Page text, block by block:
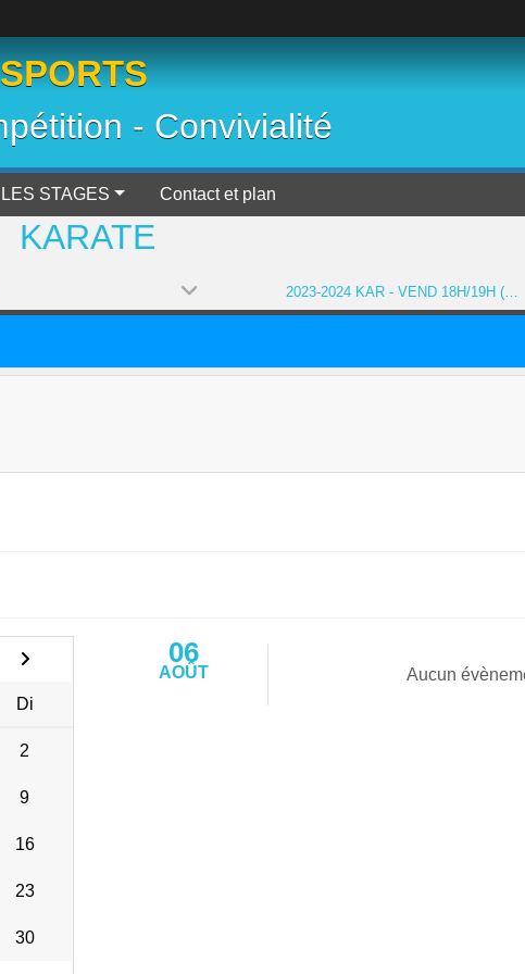
- Convivialité
LES STAGES Contact et plan
KARATE
2023-2024 KAR - VEND 18H/19H (SAISON 2023-2024)
Di
2
9
16
23
30
06
AOÛT Aucun